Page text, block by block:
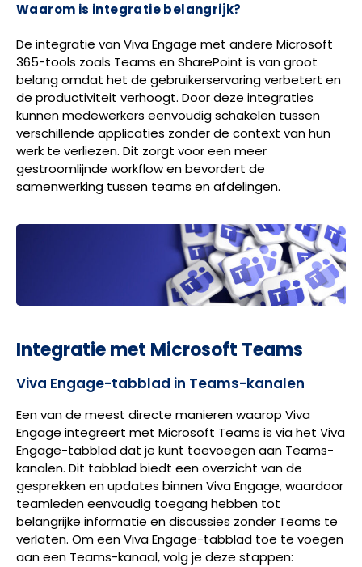
Waarom is integratie belangrijk?
De integratie van Viva Engage met andere Microsoft
365-tools zoals Teams en SharePoint is van groot
belang omdat het de gebruikerservaring verbetert en
de productiviteit verhoogt. Door deze integraties
kunnen medewerkers eenvoudig schakelen tussen
verschillende applicaties zonder de context van hun
werk te verliezen. Dit zorgt voor een meer
gestroomlijnde workflow en bevordert de
samenwerking tussen teams en afdelingen.
Integratie met Microsoft Teams
Viva Engage-tabblad in Teams-kanalen
Een van de meest directe manieren waarop Viva
Engage integreert met Microsoft Teams is via het Viva
Engage-tabblad dat je kunt toevoegen aan Teams-
kanalen. Dit tabblad biedt een overzicht van de
gesprekken en updates binnen Viva Engage, waardoor
teamleden eenvoudig toegang hebben tot
belangrijke informatie en discussies zonder Teams te
verlaten. Om een Viva Engage-tabblad toe te voegen
aan een Teams-kanaal, volg je deze stappen: